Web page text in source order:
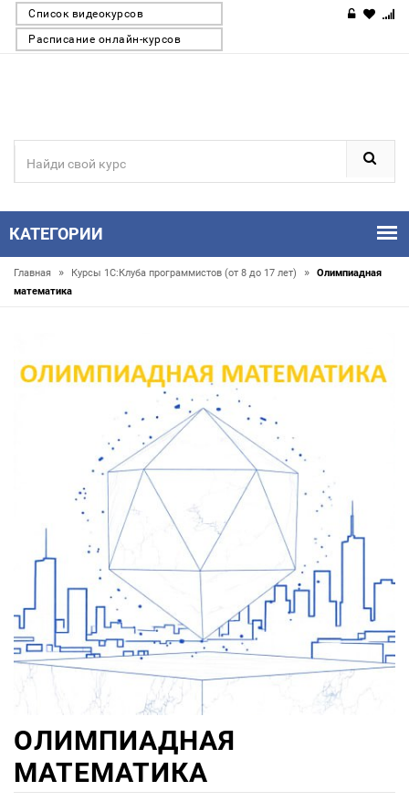
Список видеокурсов
Расписание онлайн-курсов
КАТЕГОРИИ
Главная » Курсы 1С:Клуба программистов (от 8 до 17 лет) »
Олимпиадная
математика
ОЛИМПИАДНАЯ
МАТЕМАТИКА